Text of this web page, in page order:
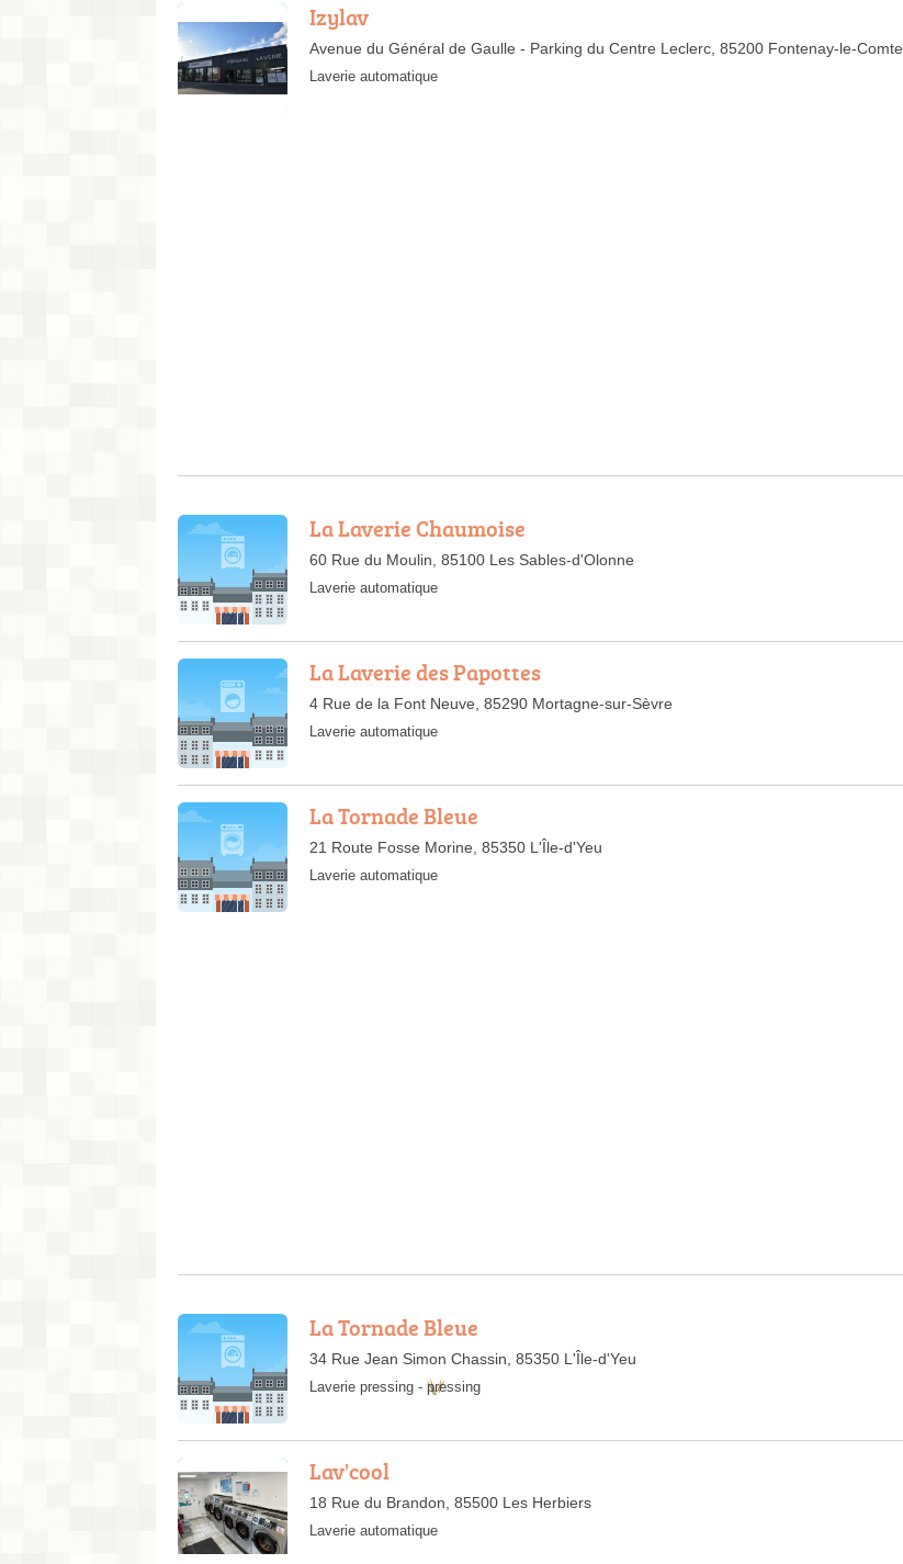
Izylav
Avenue du Général de Gaulle - Parking du Centre Leclerc, 85200 Fontenay-le-Comte
Laverie automatique
La Laverie Chaumoise
60 Rue du Moulin, 85100 Les Sables-d'Olonne
Laverie automatique
La Laverie des Papottes
4 Rue de la Font Neuve, 85290 Mortagne-sur-Sèvre
Laverie automatique
La Tornade Bleue
21 Route Fosse Morine, 85350 L'Île-d'Yeu
Laverie automatique
La Tornade Bleue
34 Rue Jean Simon Chassin, 85350 L'Île-d'Yeu
Laverie pressing - pressing
Lav'cool
18 Rue du Brandon, 85500 Les Herbiers
Laverie automatique